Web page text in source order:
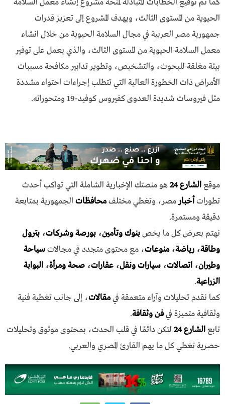
كما تم توقيع الخطابات المتبادلة لمنحة مشروع إنشاء معمل السلامة
الحيوية من المستوى الثالث، ويهدف المشروع إلى تعزيز قدرات
جمهورية مصر العربية في مجال السلامة الحيوية من خلال انشاء
معمل السلامة الحيوية من المستوى الثالث، والذي يعمل على توفير
بيئة مغلقة للبحوث، والتشخيص، وتطوير تدابير مكافحة مسببات
الأمراض ذات الخطورة العالية التي تتطلب إجراءات احتواء مشددة
مثل فيروسات شديدة العدوى كفيروس كوفيد-19 ومتحوراته.
موقعالشارع 24
هو منصتك الإخبارية الشاملة التي تواكب أحدث
تطوراتأخبار مصر، وتغطي مختلفمحافظات الجمهورية بمتابعة
دقيقة ومستمرة.
نهتم بعرض كل ما يخصبنوك وتأمين، بورصة وشركات، بترول
وطاقة، رياضة،منوعات، مع محتوى متجدد في مجالاتسياحة
وطيران، اتصالات، سيارات ونقل، عقارات، صحة ومرأة، البوابة
الزراعية.
كما نقدم تحليلات وآراء متعمقة فيمقالات، إلى جانب تغطية فنية
وثقافية متميزة فيفن وثقافة.
تابعالشارع 24
لتكن دائمًا في قلب الحدث، بمحتوى موثوق وتحليلات
حصرية تغطي كل ما يهم القارئ المصري والعربي.